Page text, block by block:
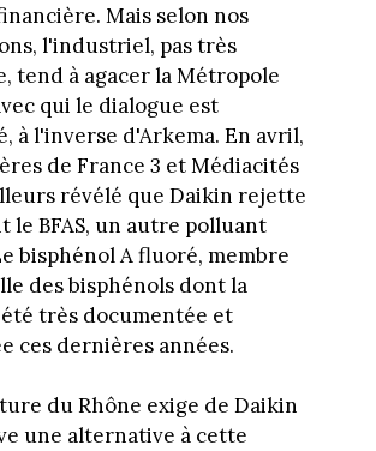
Mais selon nos
l'industriel, pas très
tend à agacer la Métropole
qui le dialogue est
à l'inverse d'Arkema. En avril,
de France 3 et Médiacités
révélé que Daikin rejette
le BFAS, un autre polluant
bisphénol A fluoré, membre
des bisphénols dont la
très documentée et
ces dernières années.
du Rhône exige de Daikin
une alternative à cette